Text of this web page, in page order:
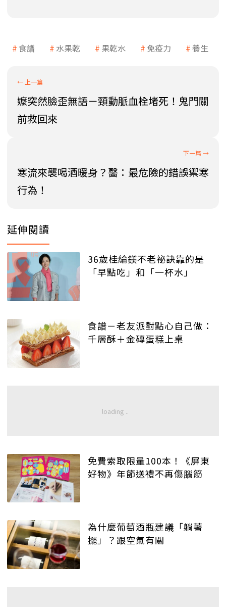
食譜 水果乾 果乾水 免疫力 養生
嬤突然臉歪無語－頸動脈血栓堵死！鬼門關
前救回來
寒流來襲喝酒暖身？醫：最危險的錯誤禦寒
行為！
延伸閱讀
36歲桂綸鎂不老祕訣靠的是
「早點吃」和「一杯水」
食譜－老友派對點心自己做：
千層酥＋金磚蛋糕上桌
免費索取限量100本！《屏東
好物》年節送禮不再傷腦筋
為什麼葡萄酒瓶建議「躺著
擺」？跟空氣有關